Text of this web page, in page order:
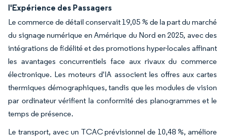
l'Expérience des Passagers
Le commerce de détail conservait 19,05 % de la part du marché
du signage numérique en Amérique du Nord en 2025, avec des
intégrations de fidélité et des promotions hyper-locales affinant
les avantages concurrentiels face aux rivaux du commerce
électronique. Les moteurs d'IA associent les offres aux cartes
thermiques démographiques, tandis que les modules de vision
par ordinateur vérifient la conformité des planogrammes et le
temps de présence.
Le transport, avec un TCAC prévisionnel de 10,48 %, améliore